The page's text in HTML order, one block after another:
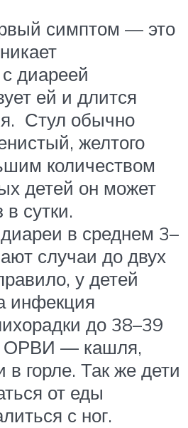
симптом — это
диареей
ей и длится
Стул обычно
желтого
количеством
детей он может
сутки.
в среднем 3–
случаи до двух
у детей
инфекция
до 38–39
ОРВИ — кашля,
в горле. Так же дети
от еды
с ног.